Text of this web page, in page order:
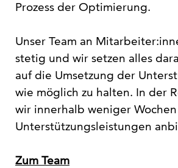
Prozess der Optimierung.
Unser Team an
stetig und wir setzen alles
auf die Umsetzung der
wie möglich zu halten. In der
wir innerhalb weniger Wochen
Unterstützungsleistungen
Zum Team